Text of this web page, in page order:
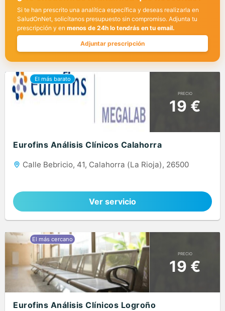
Si te han prescrito una analítica específica y deseas realizarla en
SaludOnNet, solicítanos presupuesto sin compromiso. Adjunta tu
prescripción y en menos de 24h lo tendrás en tu email.
Adjuntar prescripción
PRECIO
19 €
Eurofins Análisis Clínicos Calahorra
Calle Bebricio, 41, Calahorra (La Rioja), 26500
Ver servicio
PRECIO
19 €
Eurofins Análisis Clínicos Logroño